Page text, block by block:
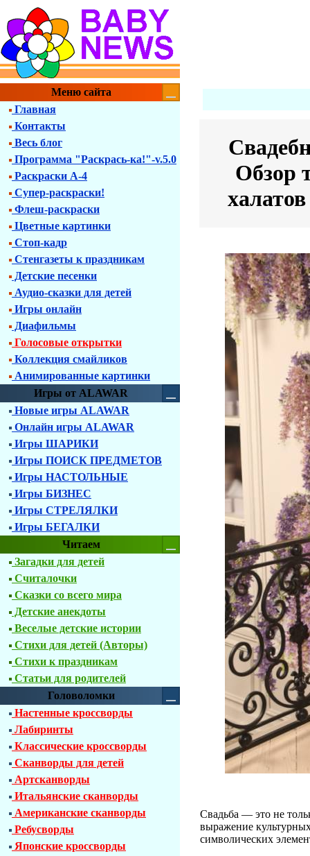
Меню сайта
Главная
Контакты
Весь блог
Программа "Раскрась-ка!"-v.5.0
Раскраски А-4
Супер-раскраски!
Флеш-раскраски
Цветные картинки
Стоп-кадр
Стенгазеты к праздникам
Детские песенки
Аудио-сказки для детей
Игры онлайн
Диафильмы
Голосовые открытки
Коллекция смайликов
Анимированные картинки
Игры от ALAWAR
Новые игры ALAWAR
Онлайн игры ALAWAR
Игры ШАРИКИ
Игры ПОИСК ПРЕДМЕТОВ
Игры НАСТОЛЬНЫЕ
Игры БИЗНЕС
Игры СТРЕЛЯЛКИ
Игры БЕГАЛКИ
Читаем
Загадки для детей
Считалочки
Сказки со всего мира
Детские анекдоты
Веселые детские истории
Стихи для детей (Авторы)
Стихи к праздникам
Статьи для родителей
Головоломки
Настенные кроссворды
Лабиринты
Классические кроссворды
Сканворды для детей
Артсканворды
Итальянские сканворды
Американские сканворды
Ребусворды
Японские кроссворды
Обзор
Свадьба — это не
выражение
символических